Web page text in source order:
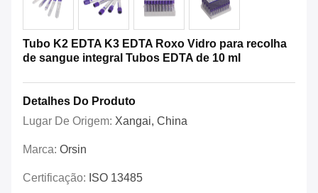
Tubo K2 EDTA K3 EDTA Roxo Vidro para recolha
de sangue integral Tubos EDTA de 10 ml
Detalhes Do Produto
Lugar De Origem: Xangai, China
Marca: Orsin
Certificação: ISO 13485